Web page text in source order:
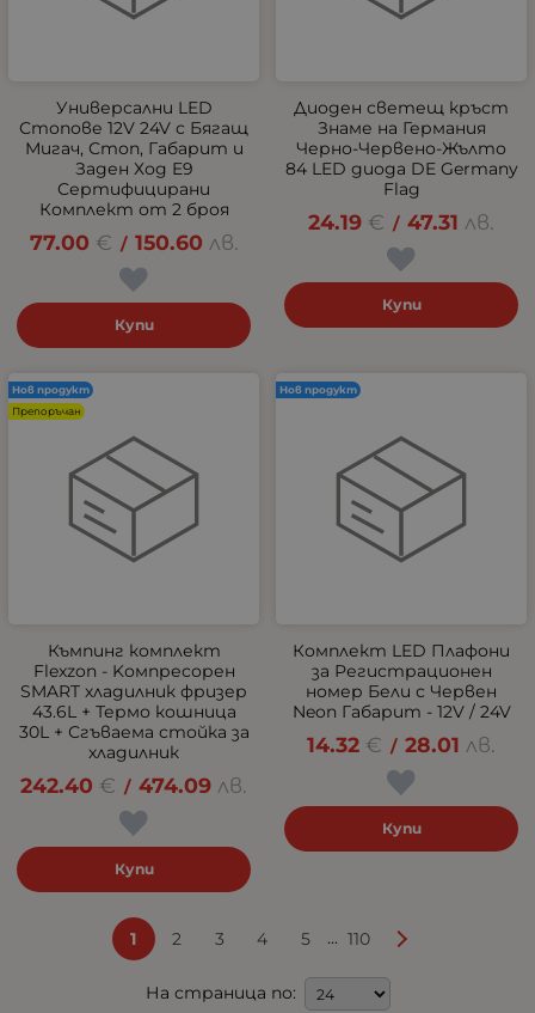
Универсални LED
Стопове 12V 24V с Бягащ
Мигач, Стоп, Габарит и
Заден Ход E9
Сертифицирани
Комплект от 2 броя
77.00 € / 150.60 лв.
Купи
Диоден светещ кръст
Знаме на Германия
Черно-Червено-Жълто
84 LED диода DE Germany
Flag
24.19 € / 47.31 лв.
Купи
Къмпинг комплект
Flexzon - Kомпресорен
SMART хладилник фризер
43.6L + Термо кошница
30L + Сгъваема стойка за
хладилник
242.40 € / 474.09 лв.
Купи
Нов продукт
Препоръчан
Комплект LED Плафони
за Регистрационен
номер Бели с Червен
Neon Габарит - 12V / 24V
14.32 € / 28.01 лв.
Купи
Нов продукт
1 2 3 4 5 ... 110
На страница по: